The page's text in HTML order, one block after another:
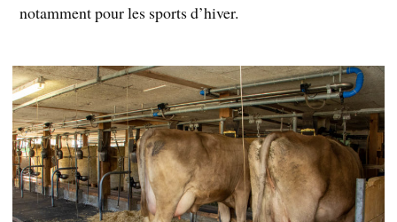
notamment pour les sports d’hiver.